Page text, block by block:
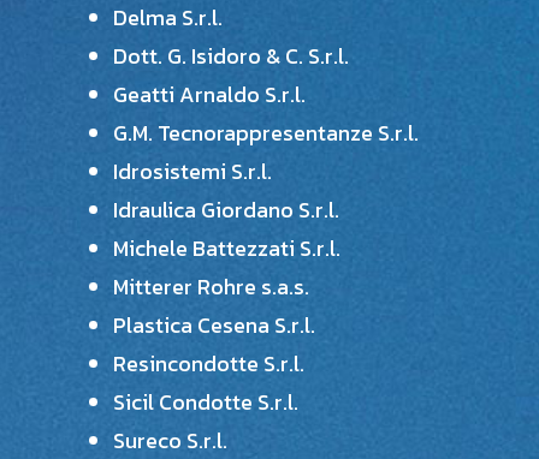
Delma S.r.l.
Dott. G. Isidoro & C. S.r.l.
Geatti Arnaldo S.r.l.
G.M. Tecnorappresentanze S.r.l.
Idrosistemi S.r.l.
Idraulica Giordano S.r.l.
Michele Battezzati S.r.l.
Mitterer Rohre s.a.s.
Plastica Cesena S.r.l.
Resincondotte S.r.l.
Sicil Condotte S.r.l.
Sureco S.r.l.